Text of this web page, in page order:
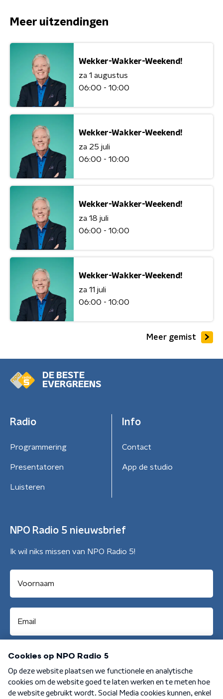
Meer uitzendingen
Wekker-Wakker-Weekend!
za 1 augustus
06:00 - 10:00
Wekker-Wakker-Weekend!
za 25 juli
06:00 - 10:00
Wekker-Wakker-Weekend!
za 18 juli
06:00 - 10:00
Wekker-Wakker-Weekend!
za 11 juli
06:00 - 10:00
Meer gemist
DE BESTE
EVERGREENS
Radio
Programmering
Presentatoren
Luisteren
Info
Contact
App de studio
NPO Radio 5 nieuwsbrief
Ik wil niks missen van NPO Radio 5!
Aanmelden